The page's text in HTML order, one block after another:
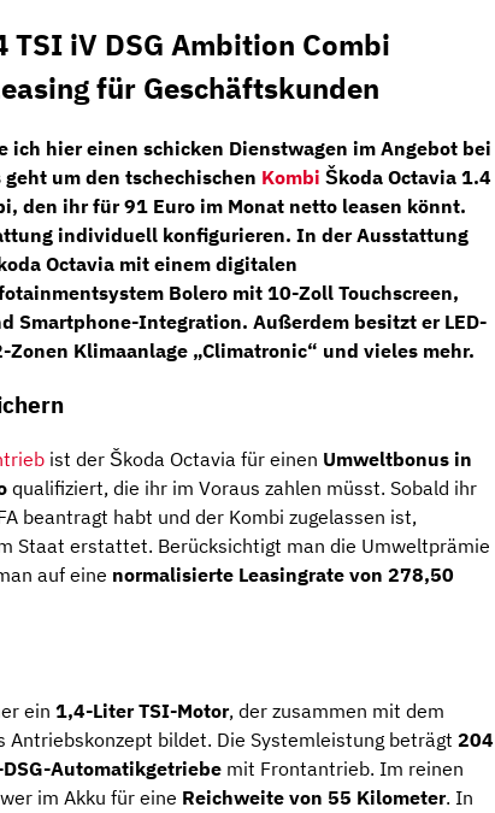
TSI iV DSG Ambition Combi
für Geschäftskunden
ich hier einen schicken Dienstwagen im Angebot bei
um den tschechischen Kombi Škoda Octavia 1.4
, den ihr für91 Euro im Monat netto leasen könnt.
individuell konfigurieren. In der Ausstattung
Octavia mit einem digitalen
Bolero mit 10-Zoll Touchscreen,
Smartphone-Integration. Außerdem besitzt er LED-
Zonen Klimaanlage „Climatronic“ und vieles mehr.
ist der Škoda Octavia für einen Umweltbonus in
qualifiziert, die ihr im Voraus zahlen müsst. Sobald ihr
beantragt habt und der Kombi zugelassen ist,
Staat erstattet. Berücksichtigt man die Umweltprämie
auf eine normalisierte Leasingrate von 278,50
ein 1,4-Liter TSI-Motor, der zusammen mit dem
Antriebskonzept bildet. Die Systemleistung beträgt 204
Automatikgetriebe mit Frontantrieb. Im reinen
im Akku für eine Reichweite von 55 Kilometer. In